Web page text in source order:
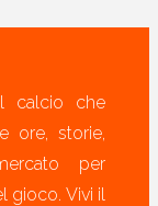
calcio che
ore, storie,
per
gioco. Vivi il